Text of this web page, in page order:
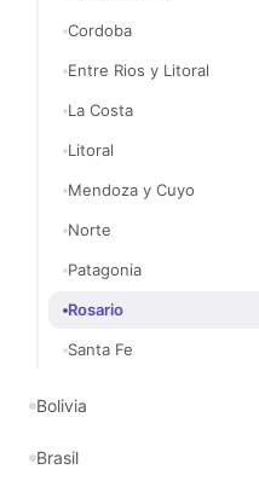
Cordoba
Entre Rios y Litoral
La Costa
Litoral
Mendoza y Cuyo
Norte
Patagonia
Rosario
Santa Fe
Bolivia
Brasil